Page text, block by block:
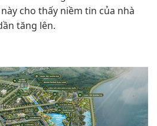
cho thấy niềm tin của nhà
tăng lên.